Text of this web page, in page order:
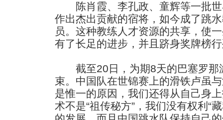
陈肖霞、李孔政、童辉等一批世
作出杰出贡献的宿将，如今成了跳
员。这种教练人才资源的共享，使
有了长足的进步，并且跻身奖牌榜
截至20日，为期8天的巴塞罗那
束。中国队在世锦赛上的滑铁卢虽
是惟一的原因，我们还得从自己身
术不是“祖传秘方”，我们没有权利“